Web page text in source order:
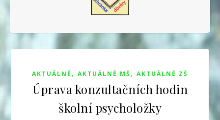
AKTUÁLNĚ , AKTUÁLNĚ MŠ, AKTUÁLNĚ ZŠ
Úprava konzultačních hodin
školní psycholožky